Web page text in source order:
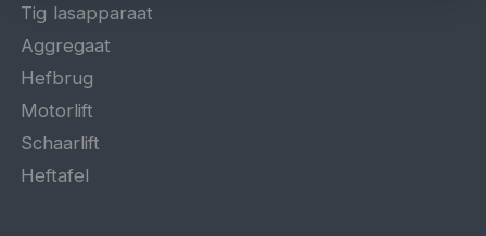
Tig lasapparaat
Aggregaat
Hefbrug
Motorlift
Schaarlift
Heftafel